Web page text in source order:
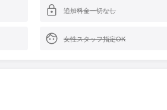
追加料金一切なし
女性スタッフ指定OK